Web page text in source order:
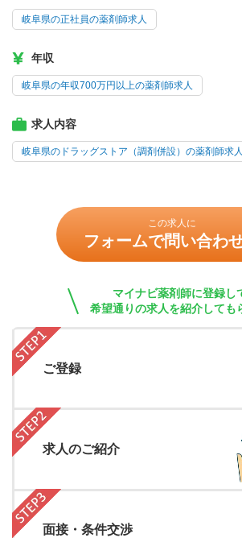
岐阜県の正社員の薬剤師求人
年収
岐阜県の年収700万円以上の薬剤師求人
求人内容
岐阜県のドラッグストア（調剤併設）の薬剤師求人
この求人に
フォームで問い合わ
マイナビ薬剤師に登録し
希望通りの求人を紹介しても
ご登録
求人のご紹介
面接・条件交渉